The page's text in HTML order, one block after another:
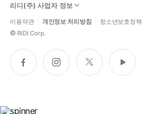
리디(주) 사업자 정보
이용약관 개인정보 처리방침 청소년보호정책
© RIDI Corp.
페
이
인
스
트
위
유
튜